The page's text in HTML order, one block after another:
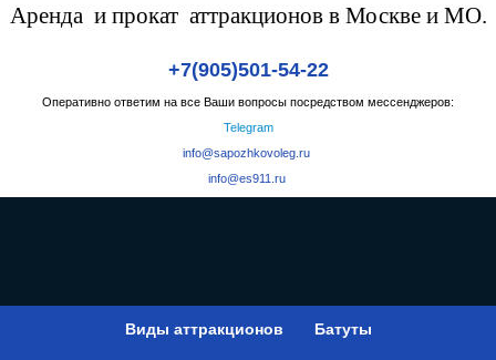
Аренда и прокат аттракционов в Москве и МО.
+7(905)501-54-22
Оперативно ответим на все Ваши вопросы посредством мессенджеров:
Telegram
info@sapozhkovoleg.ru
info@es911.ru
Виды аттракционов Батуты